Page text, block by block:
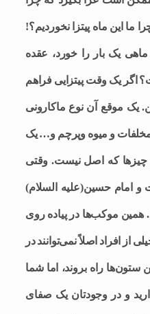
ما این ماه پیتزا نخوردیم؟!
یک بار را خورد، عقده
یک وقت پیتزایی فراهم
یک موقع آن نوع ماکارونی
مخلفات و میوه وپرچم و… یک
چیزها که اصل نیست. وقتی
امام حسین(علیه السلام)
همین موکب‌ها در پیاده روی
از افراد اصلاً نمی‌توانند در
ستون‌ها راه بروند، اما شما
و در وجودتان یک صفای